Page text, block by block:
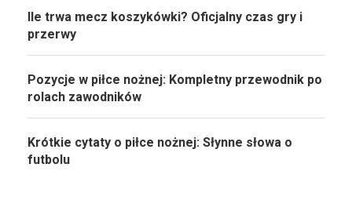
Ile trwa mecz koszykówki? Oficjalny czas gry i
przerwy
Pozycje w piłce nożnej: Kompletny przewodnik po
rolach zawodników
Krótkie cytaty o piłce nożnej: Słynne słowa o
futbolu